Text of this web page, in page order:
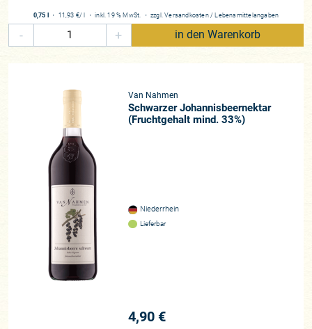
0,75 l ・ 11,93 €/ l ・inkl. 19 % MwSt. ・ zzgl.Versandkosten / Lebensmittelangaben
- + in den Warenkorb
Van Nahmen
Schwarzer Johannisbeernektar
(Fruchtgehalt mind. 33%)
Niederrhein
Lieferbar
4,90 €